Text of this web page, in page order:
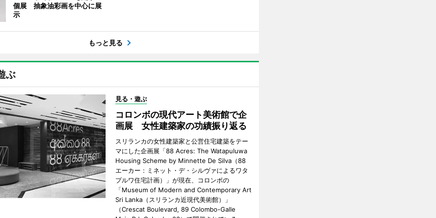
個展 抽象油彩画を中心に展
示
もっと見る
ぶ
見る・遊ぶ
コロンボの現代アート美術館で企
画展 女性建築家の功績振り返る
スリランカの女性建築家と公営住宅建築をテー
マにした企画展「88 Acres: The Watapuluwa
Housing Scheme by Minnette De Silva（88
エーカー：ミネット・デ・シルヴァによるワタ
プルワ住宅計画）」が現在、コロンボの
「Museum of Modern and Contemporary Art
Sri Lanka（スリランカ近現代美術館）」
（Crescat Boulevard, 89 Colombo-Galle